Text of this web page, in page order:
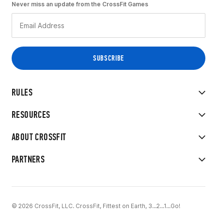
RULES
RESOURCES
ABOUT CROSSFIT
PARTNERS
Never miss an update from the CrossFit Games
© 2026 CrossFit, LLC. CrossFit, Fittest on Earth, 3...2...1...Go!